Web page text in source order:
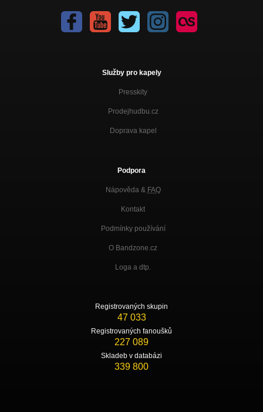
Služby pro kapely
Presskity
Prodejhudbu.cz
Doprava kapel
Podpora
Nápověda & FAQ
Kontakt
Podmínky používání
O Bandzone.cz
Loga a dtp.
Registrovaných skupin
47 033
Registrovaných fanoušků
227 089
Skladeb v databázi
339 800